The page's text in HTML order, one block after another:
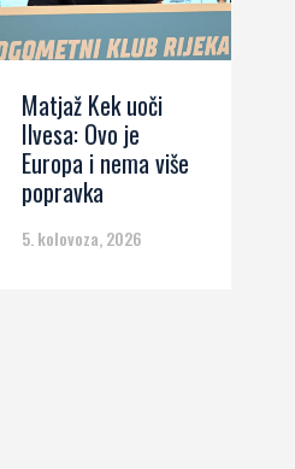
Matjaž Kek uoči
Ilvesa: Ovo je
Europa i nema više
popravka
5. kolovoza, 2026